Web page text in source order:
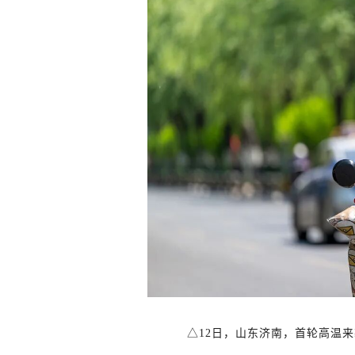
△12日，山东济南，首轮高温